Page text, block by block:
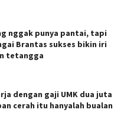
nggak punya pantai, tapi
Brantas sukses bikin iri
tetangga
dengan gaji UMK dua juta
cerah itu hanyalah bualan